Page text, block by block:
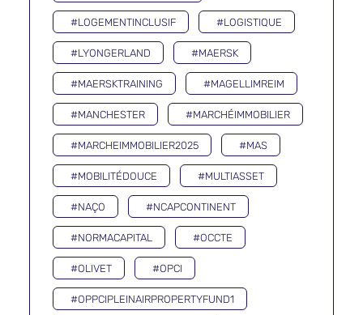
#LOGEMENTINCLUSIF #LOGISTIQUE
#LYONGERLAND #MAERSK
#MAERSKTRAINING #MAGELLIMREIM
#MANCHESTER #MARCHÉIMMOBILIER
#MARCHEIMMOBILIER2025 #MAS
#MOBILITÉDOUCE #MULTIASSET
#NAÇO #NCAPCONTINENT
#NORMACAPITAL #OCCTE
#OLIVET #OPCI
#OPPCIPLEINAIRPROPERTYFUND1